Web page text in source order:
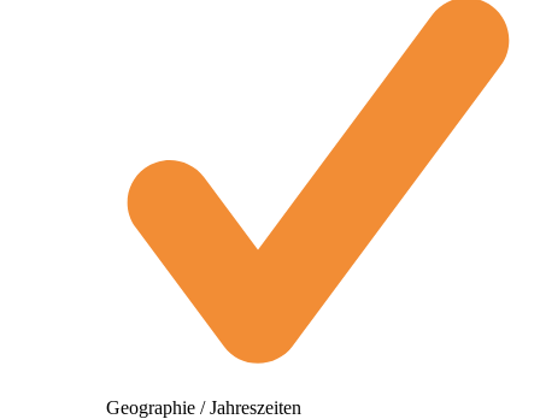
Geographie / Jahreszeiten